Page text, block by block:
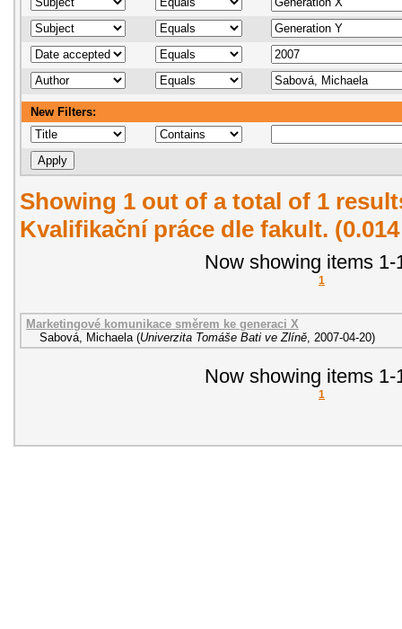
New Filters:
Showing 1 out of a total of 1
Kvalifikační práce dle fakult.
Now showing items 1-
1
Marketingové komunikace směrem ke generaci X
Sabová, Michaela (Univerzita Tomáše Bati ve Zlíně 2007-04-20)
Now showing items 1-
1